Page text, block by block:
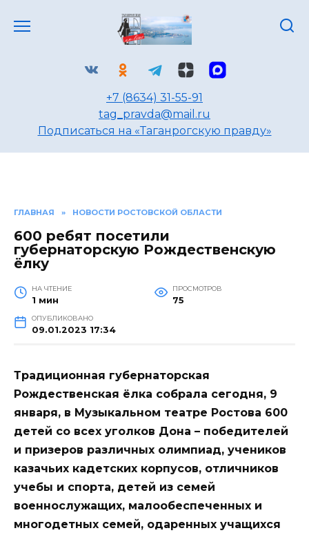
+7 (8634) 31-55-91
tag_pravda@mail.ru
Подписаться на «Таганрогскую правду»
ГЛАВНАЯ » НОВОСТИ РОСТОВСКОЙ ОБЛАСТИ
600 ребят посетили
губернаторскую Рождественскую
ёлку
НА ЧТЕНИЕ
1 мин
ПРОСМОТРОВ
75
ОПУБЛИКОВАНО
09.01.2023 17:34
Традиционная губернаторская
Рождественская ёлка собрала сегодня, 9
января, в Музыкальном театре Ростова 600
детей со всех уголков Дона – победителей
и призеров различных олимпиад, учеников
казачьих кадетских корпусов, отличников
учебы и спорта, детей из семей
военнослужащих, малообеспеченных и
многодетных семей, одаренных учащихся